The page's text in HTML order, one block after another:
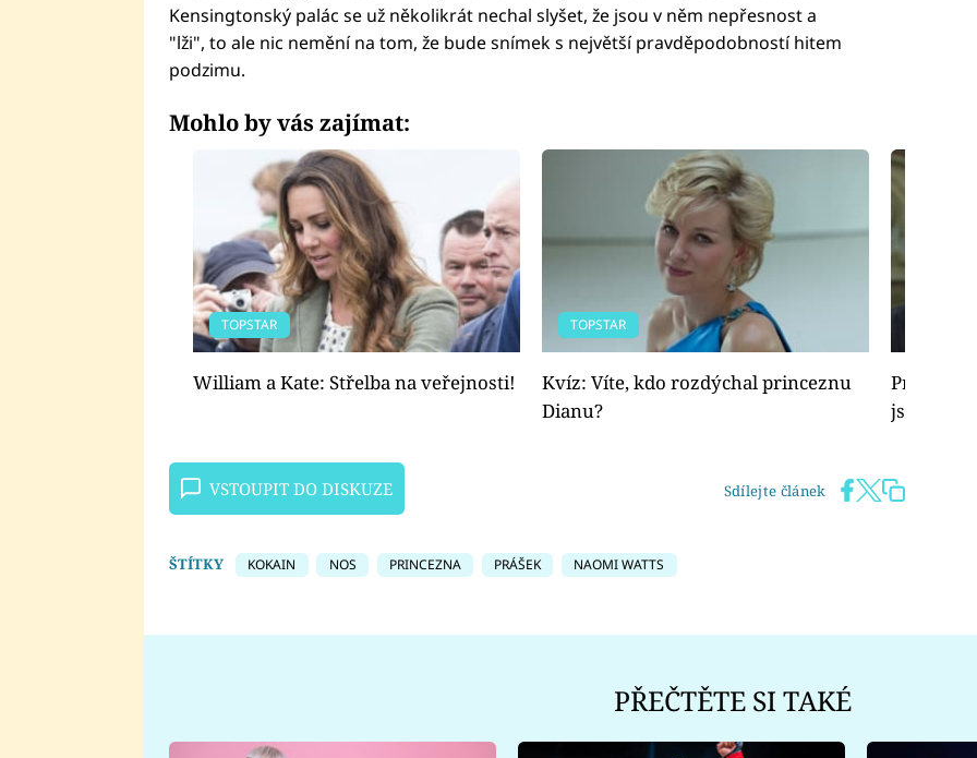
Kensingtonský palác se už několikrát nechal slyšet, že jsou v něm nepřesnost a
"lži", to ale nic nemění na tom, že bude snímek s největší pravděpodobností hitem
podzimu.
Mohlo by vás zajímat:
TOPSTAR
William a Kate: Střelba na veřejnosti!
TOPSTAR
Kvíz: Víte, kdo rozdýchal princeznu
Dianu?
Princ
jsem utéct!
VSTOUPIT DO DISKUZE Sdílejte článek
ŠTÍTKY KOKAIN NOS PRINCEZNA PRÁŠEK NAOMI WATTS
PŘEČTĚTE SI TAKÉ